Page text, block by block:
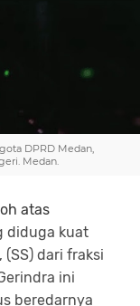
DPRD Medan,
Medan.
atas
diduga kuat
(SS) dari fraksi
ini
beredarnya